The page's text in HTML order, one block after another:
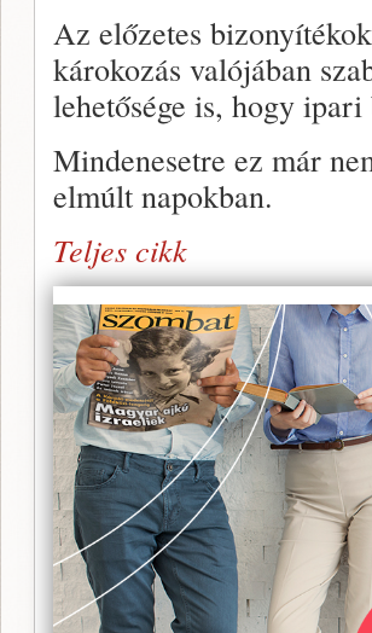
Az előzetes
károkozás valójában
lehetősége is, hogy
Mindenesetre ez már
elmúlt napokban.
Teljes cikk